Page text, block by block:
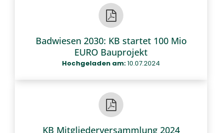
Badwiesen 2030: KB startet 100 Mio
EURO Bauprojekt
Hochgeladen am:10.07.2024
KB Mitgliederversammlung 2024